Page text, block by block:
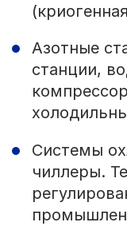
Азотные
станции,
Системы
чиллеры.